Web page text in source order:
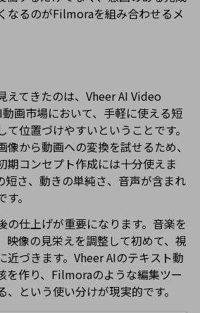
なるのがFilmoraを組み合わせるメ
えてきたのは、Vheer AI Video
画市場において、手軽に使える短
位置づけやすいということです。
から動画への変換を試せるため、
期コンセプト作成には十分使えま
短さ、動きの単純さ、音声が含まれ
。
の仕上げが重要になります。音楽を
映像の見栄えを調整して初めて、視
近づきます。Vheer AIのテキスト動
を作り、Filmoraのような編集ツー
という使い分けが現実的です。